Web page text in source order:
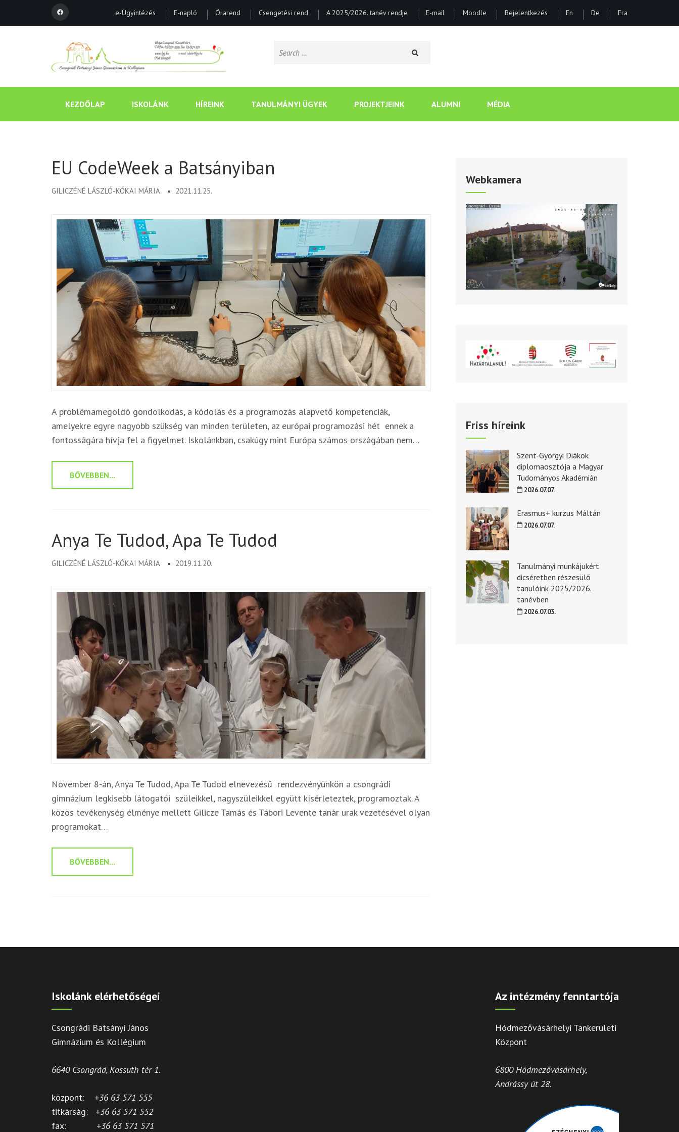
e-Ügyintézés E-napló Órarend Csengetési rend A 2025/2026. tanév rendje E-mail Moodle Bejelentkezés En De Fra
Search
KEZDŐLAP ISKOLÁNK HÍREINK TANULMÁNYI ÜGYEK PROJEKTJEINK ALUMNI MÉDIA
EU CodeWeek a Batsányiban
GILICZÉNÉ LÁSZLÓ-KÓKAI MÁRIA 2021.11.25.
A problémamegoldó gondolkodás, a kódolás és a programozás alapvető kompetenciák,
amelyekre egyre nagyobb szükség van minden területen, az európai programozási hét ennek a
fontosságára hívja fel a figyelmet. Iskolánkban, csakúgy mint Európa számos országában nem…
BŐVEBBEN...
Anya Te Tudod, Apa Te Tudod
GILICZÉNÉ LÁSZLÓ-KÓKAI MÁRIA 2019.11.20.
November 8-án, Anya Te Tudod, Apa Te Tudod elnevezésű rendezvényünkön a csongrádi
gimnázium legkisebb látogatói szüleikkel, nagyszüleikkel együtt kísérleteztek, programoztak. A
közös tevékenység élménye mellett Gilicze Tamás és Tábori Levente tanár urak vezetésével olyan
programokat…
BŐVEBBEN...
Webkamera
Friss híreink
Szent-Györgyi Diákok
diplomaosztója a Magyar
Tudományos Akadémián
2026.07.07.
Erasmus+ kurzus Máltán
2026.07.07.
Tanulmányi munkájukért
dicséretben részesülő
tanulóink 2025/2026.
tanévben
2026.07.03.
Iskolánk elérhetőségei
Csongrádi Batsányi János
Gimnázium és Kollégium
6640 Csongrád, Kossuth tér 1.
központ: +36 63 571 555
titkárság: +36 63 571 552
fax: +36 63 571 571
Az intézmény fenntartója
Hódmezővásárhelyi Tankerületi
Központ
6800 Hódmezővásárhely,
Andrássy út 28.